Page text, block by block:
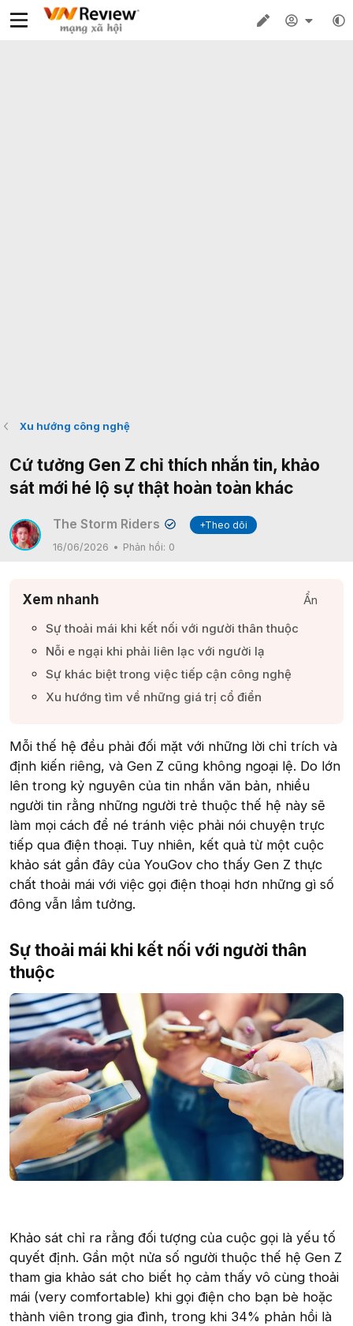
Xu hướng công nghệ
Cứ tưởng Gen Z chỉ thích nhắn tin, khảo
sát mới hé lộ sự thật hoàn toàn khác
The Storm Riders ✔
+Theo dõi
16/06/2026
Phản hồi: 0
Xem nhanh
Ẩn
Sự thoải mái khi kết nối với người thân thuộc​
Nỗi e ngại khi phải liên lạc với người lạ​
Sự khác biệt trong việc tiếp cận công nghệ​
Xu hướng tìm về những giá trị cổ điển​
Mỗi thế hệ đều phải đối mặt với những lời chỉ trích và
định kiến riêng, và Gen Z cũng không ngoại lệ. Do lớn
lên trong kỷ nguyên của tin nhắn văn bản, nhiều
người tin rằng những người trẻ thuộc thế hệ này sẽ
làm mọi cách để né tránh việc phải nói chuyện trực
tiếp qua điện thoại. Tuy nhiên, kết quả từ một cuộc
khảo sát gần đây của YouGov cho thấy Gen Z thực
chất thoải mái với việc gọi điện thoại hơn những gì số
đông vẫn lầm tưởng.
Sự thoải mái khi kết nối với người thân
thuộc​
Khảo sát chỉ ra rằng đối tượng của cuộc gọi là yếu tố
quyết định. Gần một nửa số người thuộc thế hệ Gen Z
tham gia khảo sát cho biết họ cảm thấy vô cùng thoải
mái (very comfortable) khi gọi điện cho bạn bè hoặc
thành viên trong gia đình, trong khi 34% phản hồi là